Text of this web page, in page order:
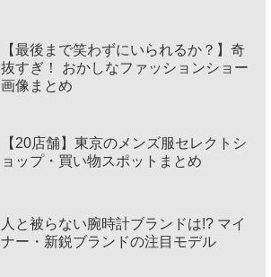
【最後まで笑わずにいられるか？】奇
抜すぎ！ おかしなファッションショー
画像まとめ
【20店舗】東京のメンズ服セレクトシ
ョップ・買い物スポットまとめ
人と被らない腕時計ブランドは!? マイ
ナー・新鋭ブランドの注目モデル